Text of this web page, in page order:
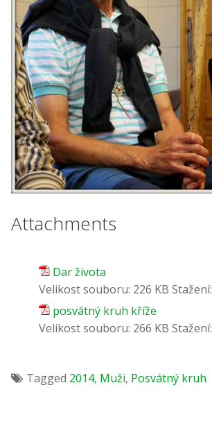
Attachments
Dar života
Velikost souboru: 226 KB Stažení:
posvátný kruh kříže
Velikost souboru: 266 KB Stažení:
Tagged 2014, Muži, Posvátný kruh